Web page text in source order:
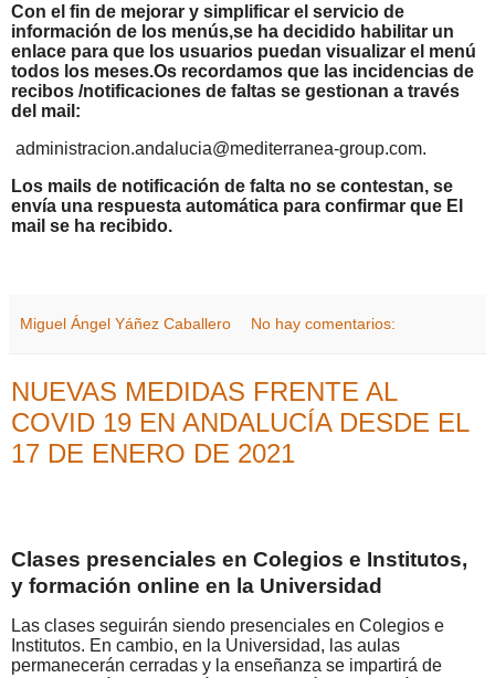
Con el fin de mejorar y simplificar el servicio de
información de los menús,se ha decidido habilitar un
en lace para que los usuarios puedan visualizar el menú
todos l os meses.Os recordamos que las incidencias de
recibos /notificaciones de faltas se gestionan a través
de mail:
administracion.andalucia@mediterranea-group.com.
Los mails de notificación de falta no se contestan, se
envía una respuesta automática para confirmar que El
mail se ha recibido.
Miguel Ángel Yáñez Caballero No hay comentarios:
NUEVAS MEDIDAS FRENTE AL
COVID 19 EN ANDALUCÍA DESDE EL
17 DE ENERO DE 2021
Clases presenciales en Colegios e Institutos,
y formación online en la Universidad
Las clases seguirán siendo presenciales en Colegios e
Institutos. En cambio, en la Universidad, las aulas
permanecerán cerradas y la enseñanza se impartirá de